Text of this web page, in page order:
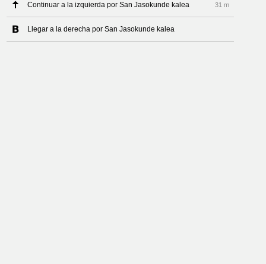
Continuar a la izquierda por San Jasokunde kalea 31 m
Llegar a la derecha por San Jasokunde kalea